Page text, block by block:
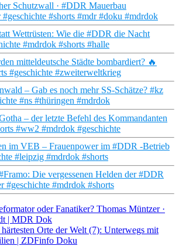
Schutzwall · #DDR Mauerbau
#geschichte #shorts #mdr #doku #mdrdok
Wettrüsten: Wie die #DDR die Nacht
#mdrdok #shorts #halle
mitteldeutsche Städte bombardiert? 🔥
#geschichte #zweiterweltkrieg
– Gab es noch mehr SS-Schätze? #kz
#ns #thüringen #mdrdok
– der letzte Befehl des Kommandanten
#ww2 #mdrdok #geschichte
im VEB – Frauenpower im #DDR -Betrieb
#leipzig #mdrdok #shorts
Die vergessenen Helden der #DDR
#geschichte #mdrdok #shorts
oder Fanatiker? Thomas Müntzer ·
| MDR Dok
Orte der Welt (7): Unterwegs mit
| ZDFinfo Doku